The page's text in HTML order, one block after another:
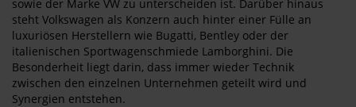
sowie der Marke VW zu unterscheiden ist. Darüber hinaus
steht Volkswagen als Konzern auch hinter einer Fülle an
luxuriösen Herstellern wie Bugatti, Bentley oder der
italienischen Sportwagenschmiede Lamborghini. Die
Besonderheit liegt darin, dass immer wieder Technik
zwischen den einzelnen Unternehmen geteilt wird und
Synergien entstehen.